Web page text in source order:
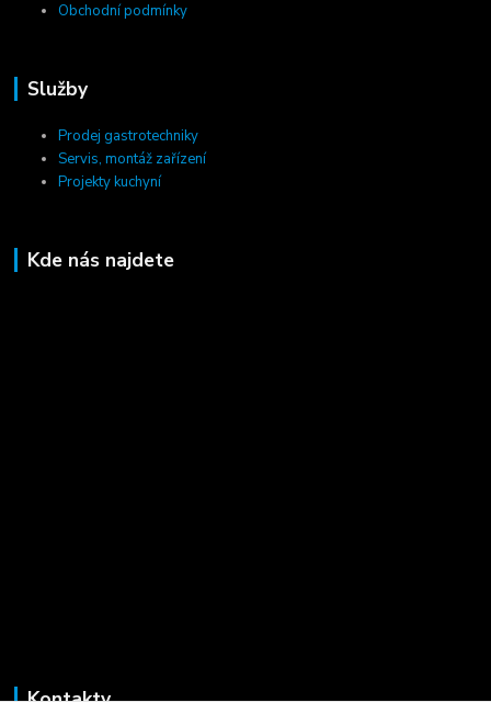
Obchodní podmínky
Služby
Prodej gastrotechniky
Servis, montáž zařízení
Projekty kuchyní
Kde nás najdete
Kontakty